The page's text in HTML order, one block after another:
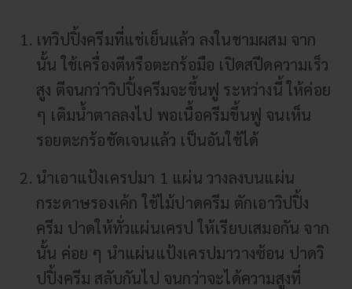
เทวิปปิ้งครีมที่แช่เย็นแล้ว ลงในชามผสม จาก
นั้น ใช้เครื่องตีหรือตะกร้อมือ เปิดสปีดความเร็ว
สูง ตีจนกว่าวิปปิ้งครีมจะขึ้นฟู ระหว่างนี้ ให้ค่อย
ๆ เติมน้ำตาลลงไป พอเนื้อครีมขึ้นฟู จนเห็น
รอยตะกร้อชัดเจนแล้ว เป็นอันใช้ได้
นำเอาแป้งเครปมา 1 แผ่น วางลงบนแผ่น
กระดาษรองเค้ก ใช้ไม้ปาดครีม ตักเอาวิปปิ้ง
ครีม ปาดให้ทั่วแผ่นเครป ให้เรียบเสมอกัน จาก
นั้น ค่อย ๆ นำแผ่นแป้งเครปมาวางซ้อน ปาดวิ
ปปิ้งครีม สลับกันไป จนกว่าจะได้ความสูงที่